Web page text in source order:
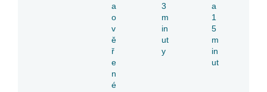
a
o
v
ě
ř
e
n
é
3
m
in
ut
y
a
1
5
m
in
ut